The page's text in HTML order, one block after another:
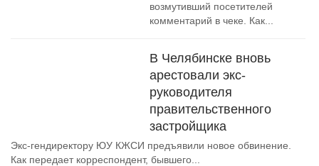
возмутивший посетителей
комментарий в чеке. Как...
В Челябинске вновь
арестовали экс-
руководителя
правительственного
застройщика
Экс-гендиректору ЮУ КЖСИ предъявили новое обвинение.
Как передает корреспондент, бывшего...